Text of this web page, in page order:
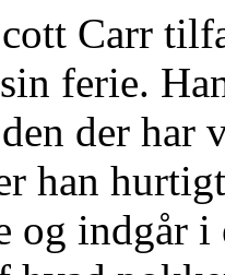
Carr
ferie.
der
han
og indgår i